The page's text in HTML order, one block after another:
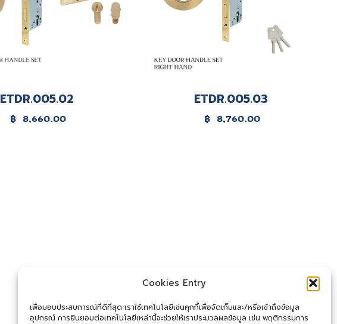
Cookies Entry
เพื่อมอบประสบการณ์ที่ดีที่สุด เราใช้เทคโนโลยีเช่นคุกกี้เพื่อจัดเก็บและ/หรือเข้าถึงข้อมูล
อุปกรณ์ การยินยอมต่อเทคโนโลยีเหล่านี้จะช่วยให้เราประมวลผลข้อมูล เช่น พฤติกรรมการ
ETDR.005.02
฿ 8,660.00
ETDR.005.03
฿ 8,760.00